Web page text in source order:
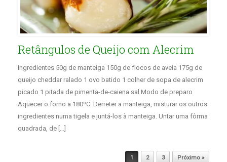
Retângulos de Queijo com Alecrim
Ingredientes 50g de manteiga 150g de flocos de aveia 175g de
queijo cheddar ralado 1 ovo batido 1 colher de sopa de alecrim
picado 1 pitada de pimenta-de-caiena sal Modo de preparo
Aquecer o forno a 180ºC. Derreter a manteiga, misturar os outros
ingredientes numa tigela e juntá-los à manteiga. Untar uma fôrma
quadrada, de […]
1 2 3 Próximo »